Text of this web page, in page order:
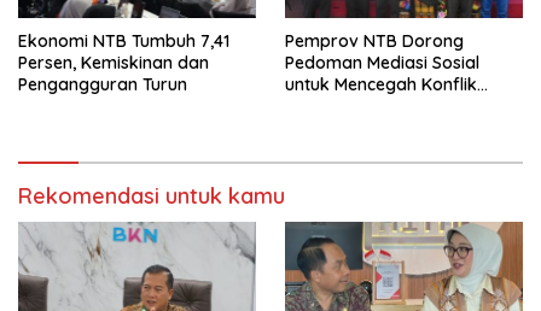
Ekonomi NTB Tumbuh 7,41
Persen, Kemiskinan dan
Pengangguran Turun
Pemprov NTB Dorong
Pedoman Mediasi Sosial
untuk Mencegah Konflik
Rekomendasi untuk kamu